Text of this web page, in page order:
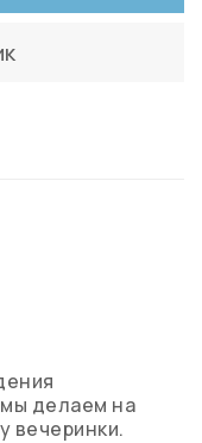
делаем на
вечеринки.